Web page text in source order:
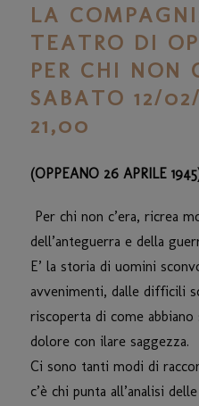
LA
TEATRO DI
PER CHI NON
SABATO 12/
21,00
(OPPEANO 26 APRILE
Per chi non c’era, ricrea
dell’anteguerra e della
E’ la storia di uomini
avvenimenti, dalle difficili
riscoperta di come
dolore con ilare saggezza.
Ci sono tanti modi di
c’è chi punta all’analisi